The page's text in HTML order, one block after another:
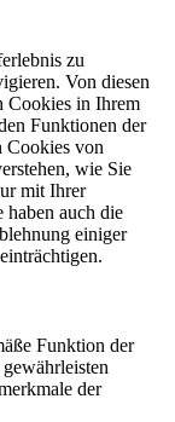
zu
Von diesen
Cookies in Ihrem
Funktionen der
Cookies von
wie Sie
mit Ihrer
haben auch die
einiger
Funktion der
der